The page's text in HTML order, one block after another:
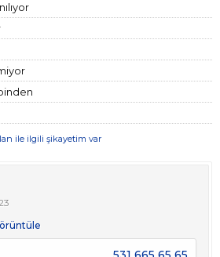
ile ilgili şikayetim var